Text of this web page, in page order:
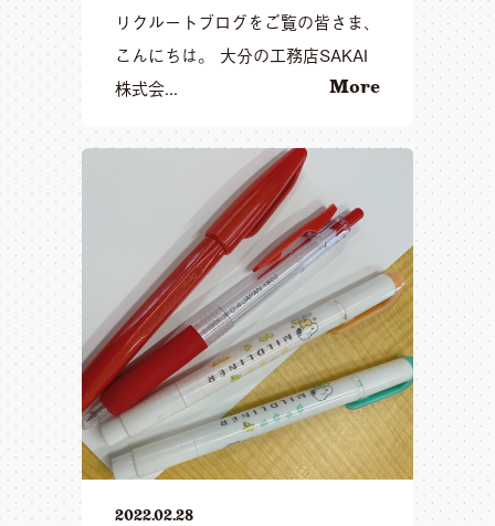
リクルートブログをご覧の皆さま、
こんにちは。 大分の工務店SAKAI
株式会...
More
2022.02.28